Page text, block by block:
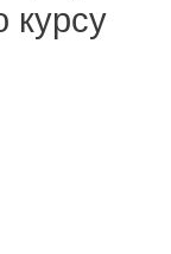
курсу